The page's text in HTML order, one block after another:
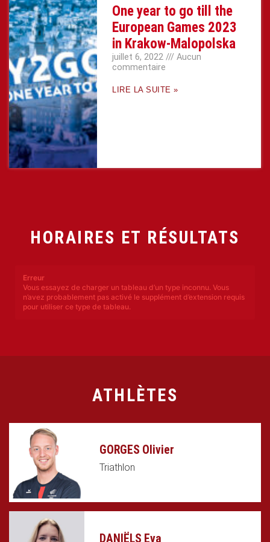
One year to go till the
European Games 2023
in Krakow-Malopolska
juillet 6, 2022
Aucun
commentaire
LIRE LA SUITE »
HORAIRES ET RÉSULTATS
Erreur
Vous essayez de charger un tableau d’un type inconnu. Vous
n’avez probablement pas activé le supplément d’extension requis
pour utiliser ce type de tableau.
ATHLÈTES
GORGES Olivier
Triathlon
DANIËLS Eva